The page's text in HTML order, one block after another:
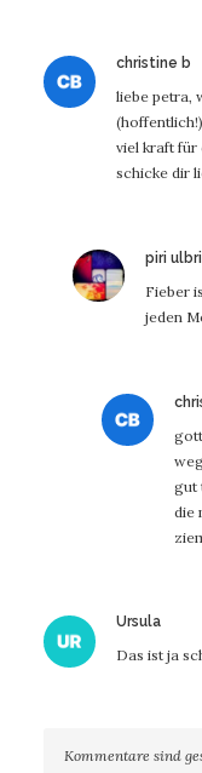
christine b
liebe petra,
viel kraft für
schicke dir
piri
Fieber
jeden
gut
die
Ursulasagt:
Das ist ja
Kommentare sind